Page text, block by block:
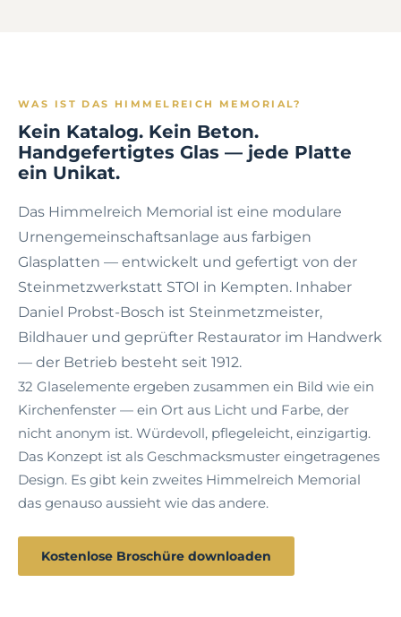
WAS IST DAS HIMMELREICH MEMORIAL?
Kein Katalog. Kein Beton.
Handgefertigtes Glas — jede Platte
ein Unikat.
Das Himmelreich Memorial ist eine modulare
Urnengemeinschaftsanlage aus farbigen
Glasplatten — entwickelt und gefertigt von der
Steinmetzwerkstatt STOI in Kempten. Inhaber
Daniel Probst-Bosch ist Steinmetzmeister,
Bildhauer und geprüfter Restaurator im Handwerk
— der Betrieb besteht seit 1912.
32 Glaselemente ergeben zusammen ein Bild wie ein
Kirchenfenster — ein Ort aus Licht und Farbe, der
nicht anonym ist. Würdevoll, pflegeleicht, einzigartig.
Das Konzept ist als Geschmacksmuster eingetragenes
Design. Es gibt kein zweites Himmelreich Memorial
das genauso aussieht wie das andere.
Kostenlose Broschüre downloaden